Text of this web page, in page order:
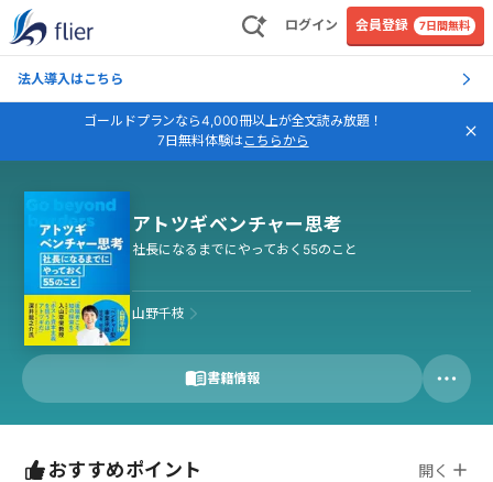
ログイン 会員登録 7日間無料
法人導入はこちら
ゴールドプランなら4,000冊以上が全文読み放題！
7日無料体験はこちらから
アトツギベンチャー思考
社長になるまでにやっておく55のこと
山野千枝
書籍情報
おすすめポイント 開く